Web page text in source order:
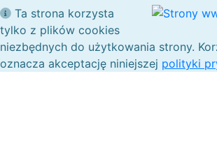
Ta strona korzysta
tylko z plików cookies
niezbędnych do użytkowania strony.
oznacza akceptację niniejszej polityki